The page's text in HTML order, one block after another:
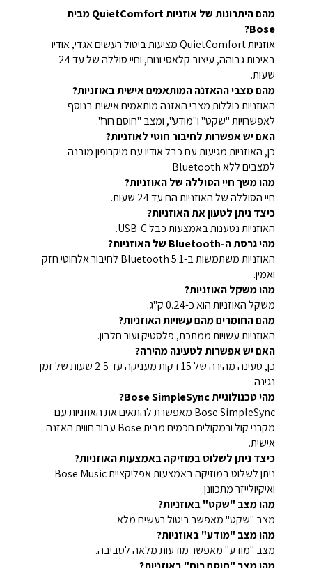
מהם היתרונות של אוזניות QuietComfort מבית
Bose?
אוזניות QuietComfort מציעות ביטול רעשים אגדי, אודיו
באיכות גבוהה, עיצוב קלאסי ונוח, וחיי סוללה של עד 24
שעות.
מהם מצבי ההאזנה המותאמים אישית באוזניות?
האוזניות כוללות מצבי האזנה מותאמים אישית בנוסף
לאפשרויות "שקט" ו"מודע", ומצב "חוסם רוח".
האם יש אפשרות לחיבור חוטי לאוזניות?
כן, האוזניות מגיעות עם כבל אודיו עם מיקרופון מובנה
למצבים ללא Bluetooth.
מהו משך חיי הסוללה של האוזניות?
חיי הסוללה של האוזניות הם עד 24 שעות.
כיצד ניתן לטעון את האוזניות?
האוזניות נטענות באמצעות כבל USB-C.
מהי גרסת ה-Bluetooth של האוזניות?
האוזניות משתמשות ב-Bluetooth 5.1 לחיבור אלחוטי חזק
ואמין.
מהו משקל האוזניות?
משקל האוזניות הוא כ-0.24 ק"ג.
מהם החומרים מהם עשויות האוזניות?
האוזניות עשויות ממתכת, פלסטיק ועור חלבון.
האם יש אפשרות לטעינה מהירה?
כן, טעינה מהירה של 15 דקות מעניקה עד 2.5 שעות של זמן
נגינה.
מהי טכנולוגיית Bose SimpleSync?
Bose SimpleSync מאפשרת להתאים את האוזניות עם
מקרני קול ורמקולים חכמים מבית Bose עבור חווית האזנה
אישית.
כיצד ניתן לשלוט במוזיקה באמצעות האוזניות?
ניתן לשלוט במוזיקה באמצעות אפליקציית Bose Music
ואיקיולייזר מתכוונן.
מהו מצב "שקט" באוזניות?
מצב "שקט" מאפשר ביטול רעשים מלא.
מהו מצב "מודע" באוזניות?
מצב "מודע" מאפשר מודעות מלאה לסביבה.